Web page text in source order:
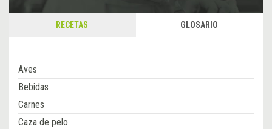
RECETAS GLOSARIO
Aves
Bebidas
Carnes
Caza de pelo